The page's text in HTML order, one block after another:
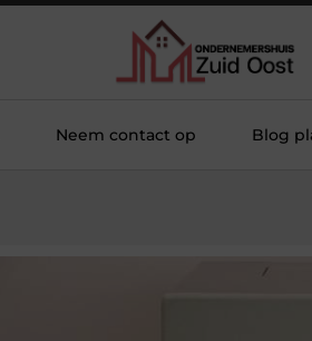
Neem contact op Blog